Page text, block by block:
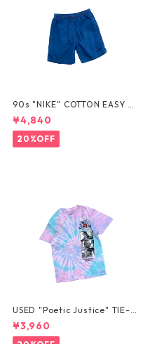
90s "NIKE" COTTON EASY S
HORTS
¥4,840
20%OFF
USED "Poetic Justice" TIE-D
YE TEE
¥3,960